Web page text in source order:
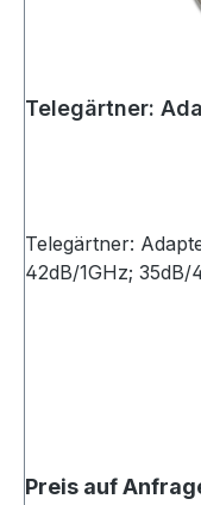
Telegärtner:
Telegärtner: Adapter 7/16
Preis auf